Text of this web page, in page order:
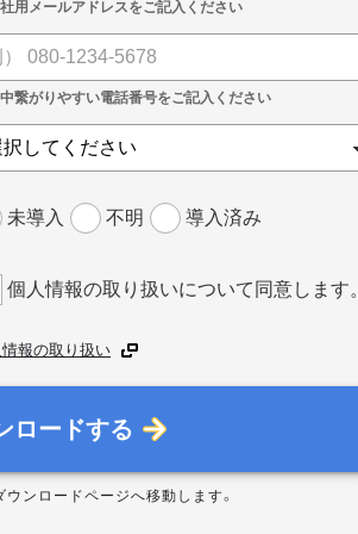
未導入 不明 導入済み
個人情報の取り扱いについて同意します。
報の取り扱い
ロードする
ウンロードページへ移動します。